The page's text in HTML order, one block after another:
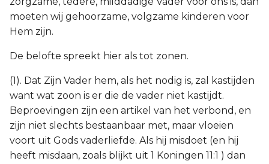
moeten wij gehoorzame, volgzame kinderen voor
Hem zijn.
De belofte spreekt hier als tot zonen.
(1). Dat Zijn Vader hem, als het nodig is, zal kastijden
want wat zoon is er die de vader niet kastijdt.
Beproevingen zijn een artikel van het verbond, en
zijn niet slechts bestaanbaar met, maar vloeien
voort uit Gods vaderliefde. Als hij misdoet (en hij
heeft misdaan, zoals blijkt uit 1 Koningen 11:1 ) dan